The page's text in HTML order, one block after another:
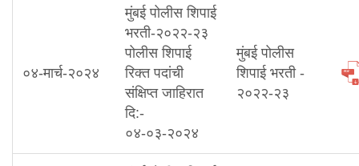
०४-मार्च-२०२४
मुंबई पोलीस शिपाई
भरती-२०२२-२३
पोलीस शिपाई
रिक्त पदांची
संक्षिप्त जाहिरात
दि:-
०४-०३-२०२४
मुंबई पोलीस
शिपाई भरती -
२०२२-२३